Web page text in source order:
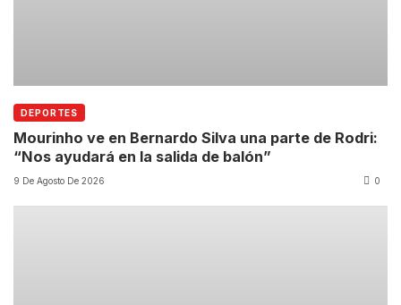
DEPORTES
Mourinho ve en Bernardo Silva una parte de Rodri:
“Nos ayudará en la salida de balón”
9 De Agosto De 2026 0